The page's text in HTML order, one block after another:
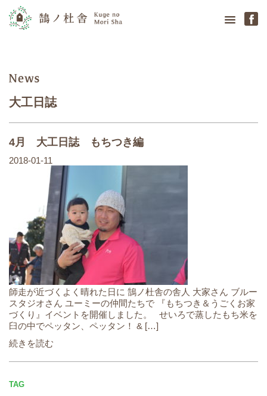
大工日誌
4月 大工日誌 もちつき編
2018-01-11
師走が近づくよく晴れた日に 鵠ノ杜舎の舎人 大家さん ブルー
スタジオさん ユーミーの仲間たちで 『もちつき＆うごくお家
づくり』イベントを開催しました。 せいろで蒸したもち米を
臼の中でペッタン、ペッタン！ & […]
続きを読む
TAG